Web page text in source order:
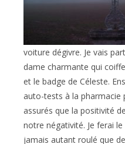
voiture dégivre. Je vais
dame charmante qui
et le badge de Céleste.
auto-tests à la pharmacie
assurés que la positivité
notre négativité. Je ferai le
jamais autant roulé que